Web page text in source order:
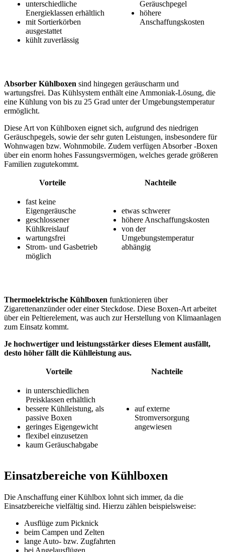
unterschiedliche
Energieklassen erhältlich
mit Sortierkörben
ausgestattet
kühlt zuverlässig
Geräuschpegel
höhere
Anschaffungskosten
Absorber Kühlboxen sind hingegen geräuscharm und
wartungsfrei. Das Kühlsystem enthält eine Ammoniak-Lösung, die
eine Kühlung von bis zu 25 Grad unter der Umgebungstemperatur
ermöglicht.
Diese Art von Kühlboxen eignet sich, aufgrund des niedrigen
Geräuschpegels, sowie der sehr guten Leistungen, insbesondere für
Wohnwagen bzw. Wohnmobile. Zudem verfügen Absorber -Boxen
über ein enorm hohes Fassungsvermögen, welches gerade größeren
Familien zugutekommt.
Vorteile Nachteile
fast keine
Eigengeräusche
geschlossener
Kühlkreislauf
wartungsfrei
Strom- und Gasbetrieb
möglich
etwas schwerer
höhere Anschaffungskosten
von der
Umgebungstemperatur
abhängig
Thermoelektrische Kühlboxen funktionieren über
Zigarettenanzünder oder einer Steckdose. Diese Boxen-Art arbeitet
über ein Peltierelement, was auch zur Herstellung von Klimaanlagen
zum Einsatz kommt.
Je hochwertiger und leistungsstärker dieses Element ausfällt,
desto höher fällt die Kühlleistung aus.
Vorteile Nachteile
in unterschiedlichen
Preisklassen erhältlich
bessere Kühlleistung, als
passive Boxen
geringes Eigengewicht
flexibel einzusetzen
kaum Geräuschabgabe
auf externe
Stromversorgung
angewiesen
Einsatzbereiche von Kühlboxen
Die Anschaffung einer Kühlbox lohnt sich immer, da die
Einsatzbereiche vielfältig sind. Hierzu zählen beispielsweise:
Ausflüge zum Picknick
beim Campen und Zelten
lange Auto- bzw. Zugfahrten
bei Angelausflügen